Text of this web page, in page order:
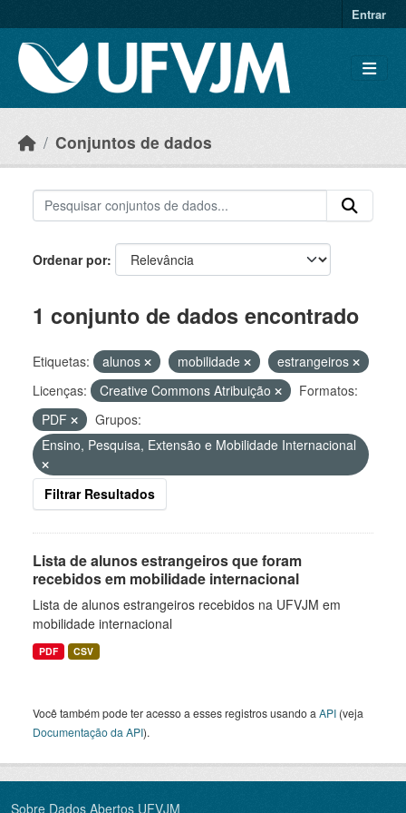
Entrar
Conjuntos de dados
Ordenar por
1 conjunto de dados encontrado
Etiquetas: alunos mobilidade
estrangeiros
Licenças:
Creative Commons Atribuição
Formatos:
PDF
Grupos:
Ensino, Pesquisa, Extensão e Mobilidade Internacional
Filtrar Resultados
Lista de alunos estrangeiros que foram
recebidos em mobilidade internacional
Lista de alunos estrangeiros recebidos na UFVJM em
mobilidade internacional
PDF CSV
Você também pode ter acesso a esses registros usando a API (veja
Documentação da API).
Sobre Dados Abertos UFVJM